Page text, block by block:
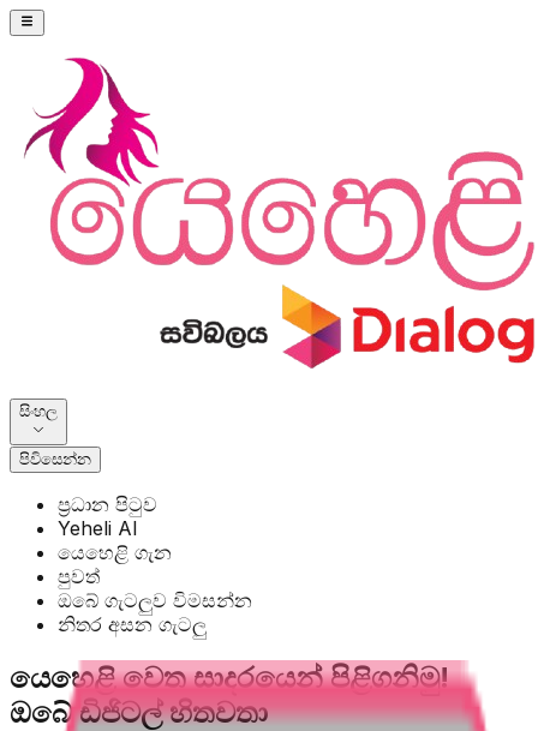
සිංහල
පිවිසෙන්න
ප්‍රධාන පිටුව
Yeheli AI
යෙහෙළි ගැ​න
පුව​ත්
ඔබේ ගැටලුව විමසන්න
නිතර අසන ගැට​ලු
යෙහෙළි වෙත සාදරයෙන් පිළිගනිමු!
ඔබේ ඩිජිටල් හිතවතා